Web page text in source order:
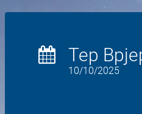
Tep
10/10/2025